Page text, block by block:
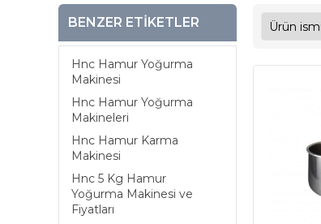
BENZER ETIKETLER
Hnc Hamur Yoğurma
Makinesi
Hnc Hamur Yoğurma
Makineleri
Hnc Hamur Karma
Makinesi
Hnc 5 Kg Hamur
Yoğurma Makinesi ve
Fiyatları